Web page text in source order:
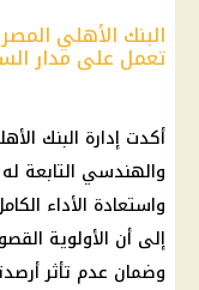
البنك الأهلي
تعمل على مدار
أكدت إدارة البنك
والهندسي التابعة
واستعادة الأداء
إلى أن الأولوية
وضمان عدم تأثر